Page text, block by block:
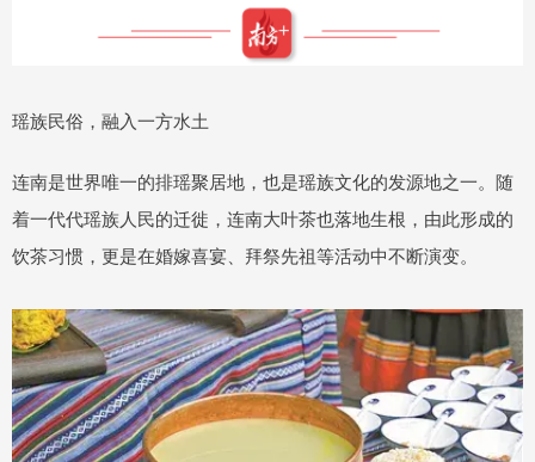
瑶族民俗，融入一方水土
连南是世界唯一的排瑶聚居地，也是瑶族文化的发源地之一。随
着一代代瑶族人民的迁徙，连南大叶茶也落地生根，由此形成的
饮茶习惯，更是在婚嫁喜宴、拜祭先祖等活动中不断演变。